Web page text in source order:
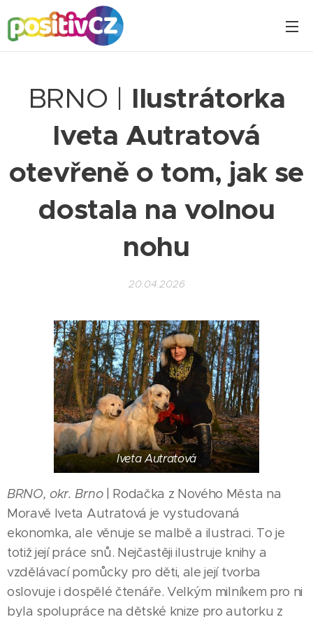
BRNO | Ilustrátorka
Iveta Autratová
otevřeně o tom, jak se
dostala na volnou
nohu
20.04.2026
Iveta Autratová
BRNO, okr. Brno
| Rodačka z Nového Města na
Moravě Iveta Autratová je vystudovaná
ekonomka, ale věnuje se malbě a ilustraci. To je
totiž její práce snů. Nejčastěji ilustruje knihy a
vzdělávací pomůcky pro děti, ale její tvorba
oslovuje i dospělé čtenáře. Velkým milníkem pro ni
byla spolupráce na dětské knize pro autorku z